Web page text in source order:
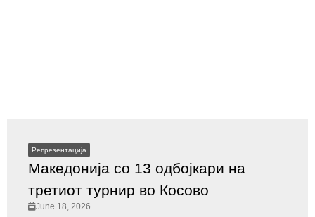
Репрезентација
Македонија со 13 одбојкари на
третиот турнир во Косово
June 18, 2026